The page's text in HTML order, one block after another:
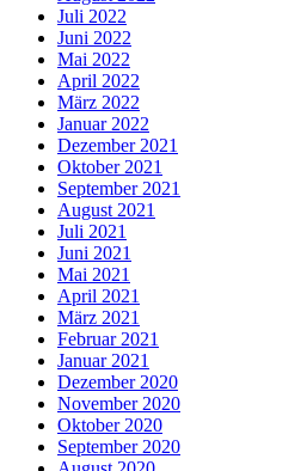
Juli 2022
Juni 2022
Mai 2022
April 2022
März 2022
Januar 2022
Dezember 2021
Oktober 2021
September 2021
August 2021
Juli 2021
Juni 2021
Mai 2021
April 2021
März 2021
Februar 2021
Januar 2021
Dezember 2020
November 2020
Oktober 2020
September 2020